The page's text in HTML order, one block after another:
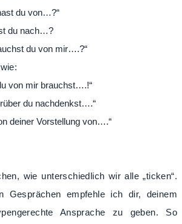
du von…?“
du nach…?
du von mir….?“
von mir brauchst….!“
du nachdenkst….“
deiner Vorstellung von….“
wie unterschiedlich wir alle „ticken“.
Gesprächen empfehle ich dir, deinem
Ansprache zu geben. So